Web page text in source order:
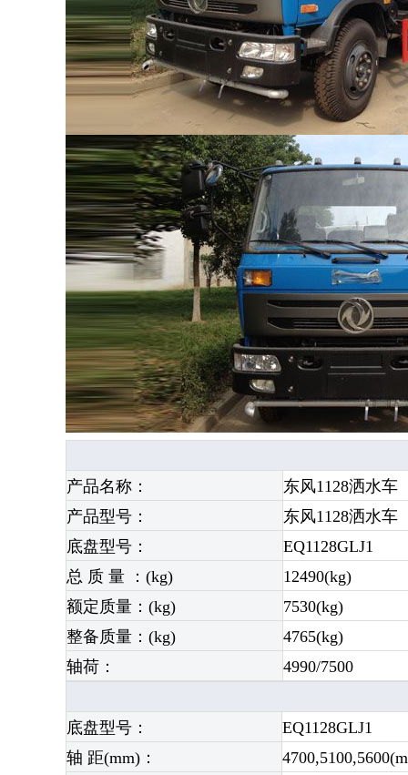
产品名称：
东风1128洒水车
产品型号：
东风1128洒水车
底盘型号：
EQ1128GLJ1
总 质 量 ：(kg)
12490(kg)
额定质量：(kg)
7530(kg)
整备质量：(kg)
4765(kg)
轴荷：
4990/7500
底盘型号：
EQ1128GLJ1
轴 距(mm)：